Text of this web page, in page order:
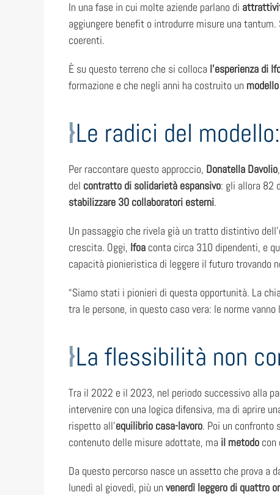
In una fase in cui molte aziende parlano di
aggiungere benefit o introdurre misure una tantum.
coerenti.
È su questo terreno che si colloca l’esperienza di
formazione e che negli anni ha costruito un
Le radici del
Per raccontare questo approccio, Donatella Davolio,
del contratto di solidarietà espansivo: gli allora 82
stabilizzare 30 collaboratori esterni.
Un passaggio che rivela già un tratto distintivo
crescita. Oggi, Ifoa conta circa 310 dipendenti, e
capacità pionieristica di leggere il futuro trovando
“Siamo stati i pionieri di questa opportunità. La
tra le persone, in questo caso vera: le norme
La flessibilità non
Tra il 2022 e il 2023, nel periodo successivo alla
intervenire con una logica difensiva, ma di aprire
rispetto all’equilibrio casa-lavoro. Poi un confronto
contenuto delle misure adottate, ma il metodo
Da questo percorso nasce un assetto che prova a
lunedì al giovedì, più un venerdì leggero di quattro